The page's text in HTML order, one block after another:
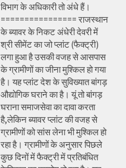
विभाग के अधिकारी तो अंधे हैं।
================ राजस्थान
के ब्यावर के निकट अंधेरी देवरी में
श्री सीमेंट का जो प्लांट (फैक्ट्री)
लगा हुआ है उसकी वजह से आसपास
के ग्रामीणों का जीना मुश्किल हो गया
है। यह प्लांट देश के सुविख्यात बांगड़
औद्योगिक घराने का है। यूं तो बांगड़
घराना समाजसेवा का दावा करता
है,लेकिन ब्यावर प्लांट की वजह से
ग्रामीणों को सांस लेना भी मुश्किल हो
रहा है। ग्रामीणों के अनुसार पिछले
कुछ दिनों में फैक्ट्री में प्रतिबंधित